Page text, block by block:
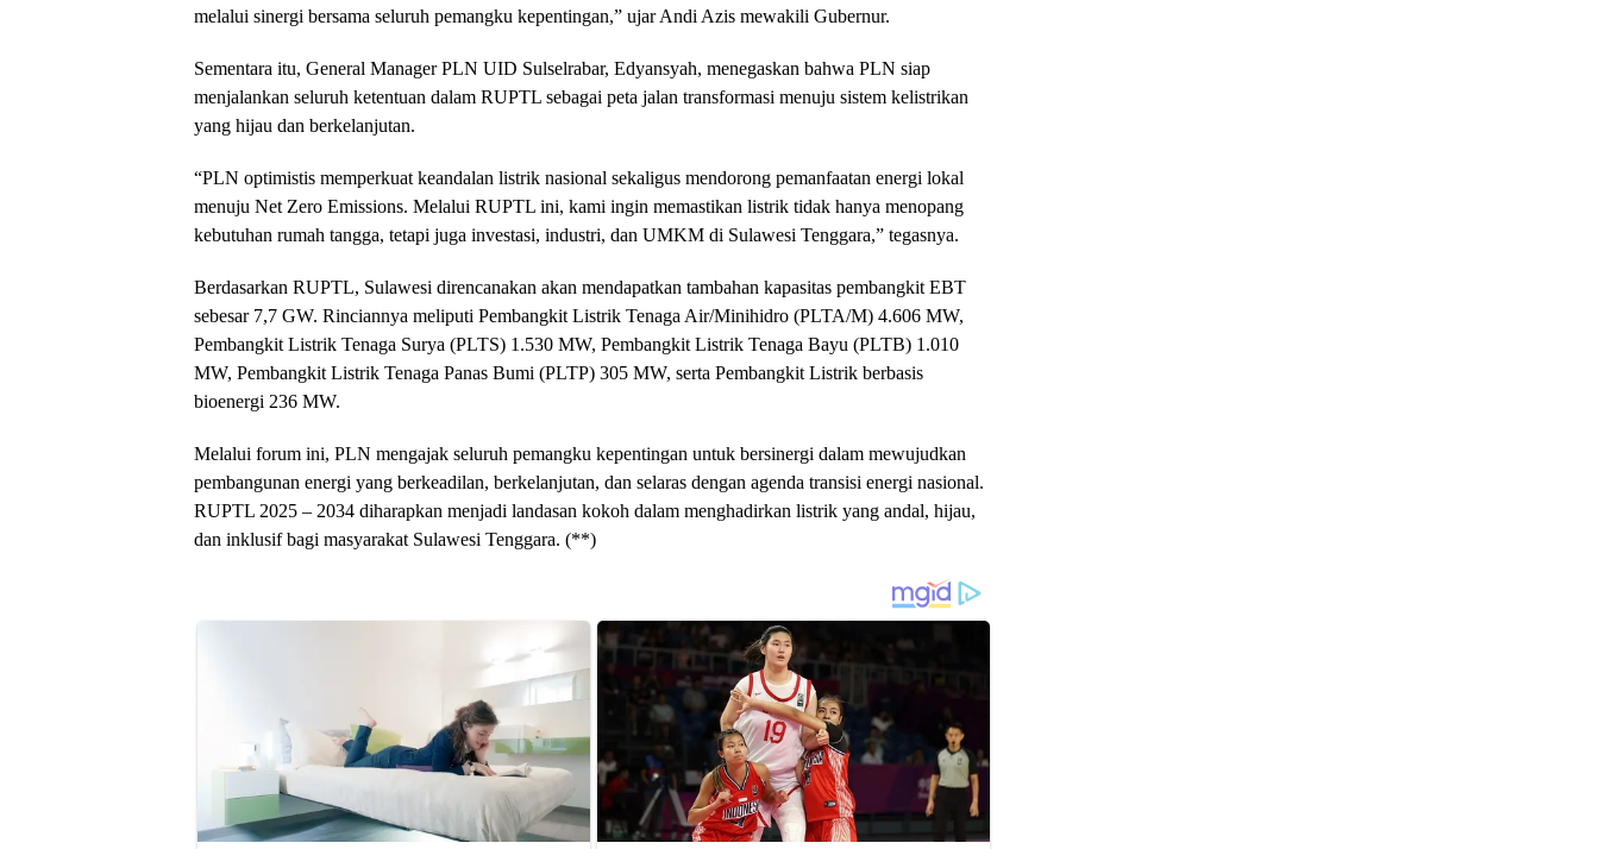
melalui sinergi bersama seluruh pemangku kepentingan,” ujar Andi Azis mewakili Gubernur.
Sementara itu, General Manager PLN UID Sulselrabar, Edyansyah, menegaskan bahwa PLN siap
menjalankan seluruh ketentuan dalam RUPTL sebagai peta jalan transformasi menuju sistem kelistrikan
yang hijau dan berkelanjutan.
“PLN optimistis memperkuat keandalan listrik nasional sekaligus mendorong pemanfaatan energi lokal
menuju Net Zero Emissions. Melalui RUPTL ini, kami ingin memastikan listrik tidak hanya menopang
kebutuhan rumah tangga, tetapi juga investasi, industri, dan UMKM di Sulawesi Tenggara,” tegasnya.
Berdasarkan RUPTL, Sulawesi direncanakan akan mendapatkan tambahan kapasitas pembangkit EBT
sebesar 7,7 GW. Rinciannya meliputi Pembangkit Listrik Tenaga Air/Minihidro (PLTA/M) 4.606 MW,
Pembangkit Listrik Tenaga Surya (PLTS) 1.530 MW, Pembangkit Listrik Tenaga Bayu (PLTB) 1.010
MW, Pembangkit Listrik Tenaga Panas Bumi (PLTP) 305 MW, serta Pembangkit Listrik berbasis
bioenergi 236 MW.
Melalui forum ini, PLN mengajak seluruh pemangku kepentingan untuk bersinergi dalam mewujudkan
pembangunan energi yang berkeadilan, berkelanjutan, dan selaras dengan agenda transisi energi nasional.
RUPTL 2025 – 2034 diharapkan menjadi landasan kokoh dalam menghadirkan listrik yang andal, hijau,
dan inklusif bagi masyarakat Sulawesi Tenggara. (**)